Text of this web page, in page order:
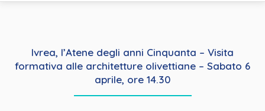
Ivrea, l’Atene degli anni Cinquanta – Visita
formativa alle architetture olivettiane – Sabato 6
aprile, ore 14.30